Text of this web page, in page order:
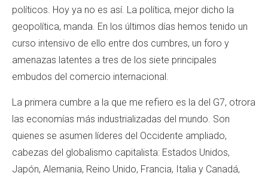
políticos. Hoy ya no es así. La política, mejor dicho la
geopolítica, manda. En los últimos días hemos tenido un
curso intensivo de ello entre dos cumbres, un foro y
amenazas latentes a tres de los siete principales
embudos del comercio internacional.
La primera cumbre a la que me refiero es la del G7, otrora
las economías más industrializadas del mundo. Son
quienes se asumen líderes del Occidente ampliado,
cabezas del globalismo capitalista: Estados Unidos,
Japón, Alemania, Reino Unido, Francia, Italia y Canadá,